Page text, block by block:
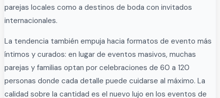
parejas locales como a destinos de boda con invitados
internacionales.
La tendencia también empuja hacia formatos de evento más
íntimos y curados: en lugar de eventos masivos, muchas
parejas y familias optan por celebraciones de 60 a 120
personas donde cada detalle puede cuidarse al máximo. La
calidad sobre la cantidad es el nuevo lujo en los eventos de